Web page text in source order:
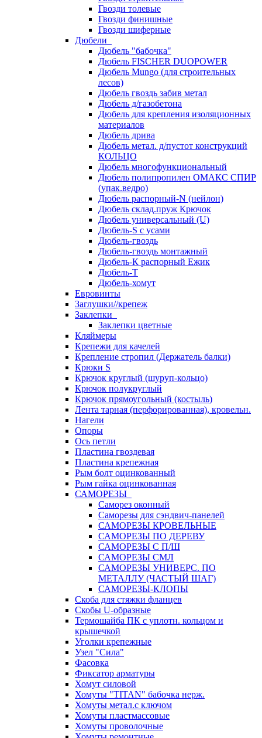
Гвозди толевые
Гвозди финишные
Гвозди шиферные
Дюбели
Дюбель "бабочка"
Дюбель FISCHER DUOPOWER
Дюбель Mungo (для строительных
лесов)
Дюбель гвоздь забив метал
Дюбель д/газобетона
Дюбель для крепления изоляционных
материалов
Дюбель дрива
Дюбель метал. д/пустот конструкций
КОЛЬЦО
Дюбель многофункциональный
Дюбель полипропилен ОМАКС СПИР
(упак.ведро)
Дюбель распорный-N (нейлон)
Дюбель склад.пруж Крючок
Дюбель универсальный (U)
Дюбель-S с усами
Дюбель-гвоздь
Дюбель-гвоздь монтажный
Дюбель-К распорный Ежик
Дюбель-Т
Дюбель-хомут
Евровинты
Заглушки//крепеж
Заклепки
Заклепки цветные
Кляймеры
Крепежи для качелей
Крепление стропил (Держатель балки)
Крюки S
Крючок круглый (шуруп-кольцо)
Крючок полукруглый
Крючок прямоугольный (костыль)
Лента тарная (перфорированная), кровельн.
Нагели
Опоры
Ось петли
Пластина гвоздевая
Пластина крепежная
Рым болт оцинкованный
Рым гайка оцинкованная
САМОРЕЗЫ
Саморез оконный
Саморезы для сэндвич-панелей
САМОРЕЗЫ КРОВЕЛЬНЫЕ
САМОРЕЗЫ ПО ДЕРЕВУ
САМОРЕЗЫ С П/Ш
САМОРЕЗЫ СМЛ
САМОРЕЗЫ УНИВЕРС. ПО
МЕТАЛЛУ (ЧАСТЫЙ ШАГ)
САМОРЕЗЫ-КЛОПЫ
Скоба для стяжки фланцев
Скобы U-образные
Термошайба ПК с уплотн. кольцом и
крышечкой
Уголки крепежные
Узел "Сила"
Фасовка
Фиксатор арматуры
Хомут силовой
Хомуты "TITAN" бабочка нерж.
Хомуты метал.с ключом
Хомуты пластмассовые
Хомуты проволочные